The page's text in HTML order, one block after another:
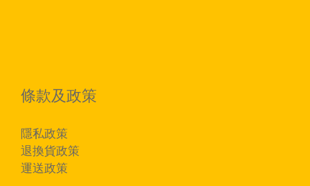
條款及政策
隱私政策
退換貨政策
運送政策